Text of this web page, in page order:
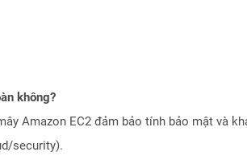
không?
Amazon EC2 đảm bảo tính bảo mật và
security).